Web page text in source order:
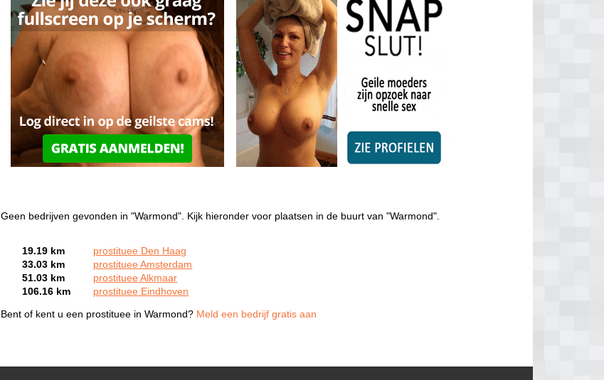
Geen bedrijven gevonden in "Warmond". Kijk hieronder voor plaatsen in de buurt van "Warmond".
19.19 km
prostituee Den Haag
33.03 km
prostituee Amsterdam
51.03 km
prostituee Alkmaar
106.16 km
prostituee Eindhoven
Bent of kent u een prostituee in Warmond? Meld een bedrijf gratis aan